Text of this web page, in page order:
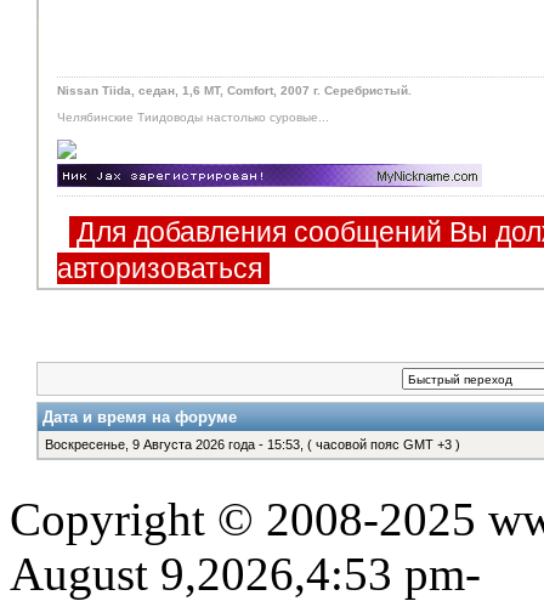
Nissan Tiida, седан, 1,6 MT, Comfort, 2007 г. Серебристый.
Челябинские Тиидоводы настолько суровые...
Для добавления сообщений Вы
авторизоваться
Дата и время на форуме
Воскресенье, 9 Августа 2026 года - 15:53, ( часовой пояс GMT +3 )
Copyright © 2008-2025
August 9,2026,4:53 pm-